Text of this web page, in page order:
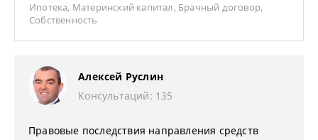
Ипотека, Материнский капитал, Брачный договор,
Собственность
Алексей Руслин
Консультаций: 135
Правовые последствия направления средств